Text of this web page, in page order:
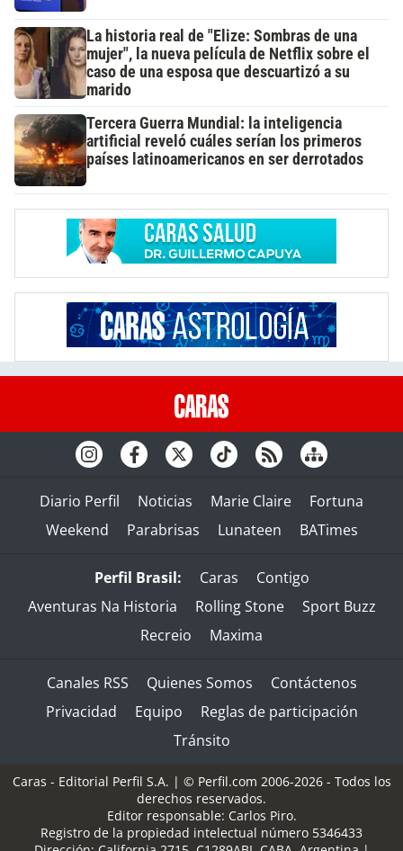
La historia real de "Elize: Sombras de una
mujer", la nueva película de Netflix sobre el
caso de una esposa que descuartizó a su
marido
Tercera Guerra Mundial: la inteligencia
artificial reveló cuáles serían los primeros
países latinoamericanos en ser derrotados
Diario Perfil Noticias Marie Claire
Fortuna
Weekend
Parabrisas Lunateen BATimes
Perfil Brasil: Caras
Contigo
Aventuras Na Historia
Rolling Stone
Sport Buzz
Recreio
Maxima
Canales RSS Quienes Somos
Contáctenos
Privacidad
Equipo
Reglas de participación
Tránsito
Caras - Editorial Perfil S.A. | © Perfil.com 2006-2026 - Todos los
derechos reservados.
Editor responsable: Carlos Piro.
Registro de la propiedad intelectual número 5346433